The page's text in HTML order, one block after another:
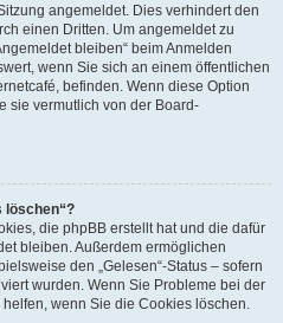
angemeldet. Dies verhindert den
einen Dritten. Um angemeldet zu
bleiben“ beim Anmelden
wenn Sie sich an einem öffentlichen
befinden. Wenn diese Option
sie vermutlich von der Board-
löschen“?
die phpBB erstellt hat und die dafür
bleiben. Außerdem ermöglichen
den „Gelesen“-Status – sofern
wurden. Wenn Sie Probleme bei der
wenn Sie die Cookies löschen.